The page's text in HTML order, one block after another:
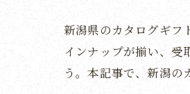
新潟県のカタログギフ
インナップが揃い、受
う。本記事で、新潟の